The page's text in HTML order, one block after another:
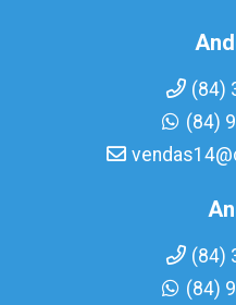
(84)
(84)
(84)
(84)